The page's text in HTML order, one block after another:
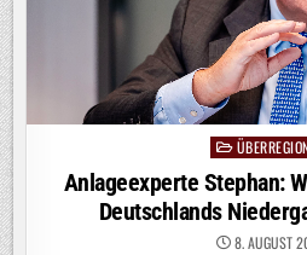
Posted
in
Anlageexperte Stephan:
Deutschlands
8. AUGUST